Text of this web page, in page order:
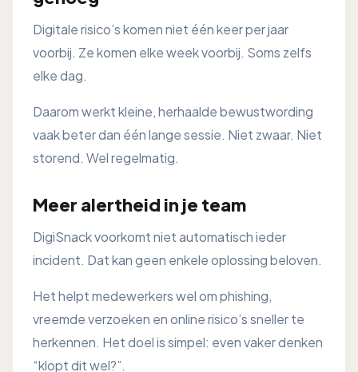
Digitale risico’s komen niet één keer per jaar
voorbij. Ze komen elke week voorbij. Soms zelfs
elke dag.
Daarom werkt kleine, herhaalde bewustwording
vaak beter dan één lange sessie. Niet zwaar. Niet
storend. Wel regelmatig.
Meer alertheid in je team
DigiSnack voorkomt niet automatisch ieder
incident. Dat kan geen enkele oplossing beloven.
Het helpt medewerkers wel om phishing,
vreemde verzoeken en online risico’s sneller te
herkennen. Het doel is simpel: even vaker denken
“klopt dit wel?”.